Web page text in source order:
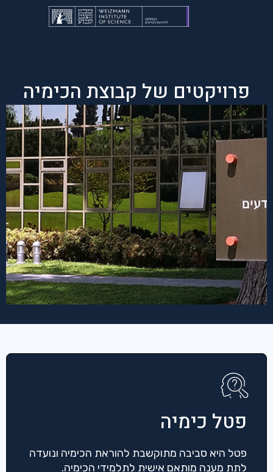
פרויקטים של קבוצת הכימיה
פטל כימיה
פטל היא סביבה מתוקשבת להוראת הכימיה ונועדה
לתת מענה מותאם אישית לתלמידי הכימיה.